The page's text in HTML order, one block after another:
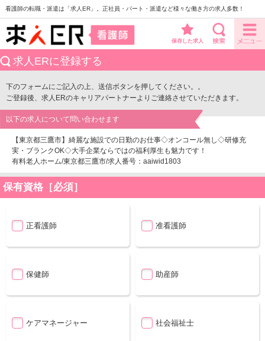
看護師の転職・派遣は「求人ER」。正社員・パート・派遣など様々な働き方の求人多数！
保存した求人
求人ERに登録する
下のフォームにご記入の上、送信ボタンを押してください。。
ご登録後、求人ERのキャリアパートナーよりご連絡させていただきます。
以下の求人について問い合わせます
【東京都三鷹市】綺麗な施設での日勤のお仕事◇オンコール無し◇研修充
実・ブランクOK◇大手企業ならではの福利厚生も魅力です！
有料老人ホーム/東京都三鷹市/求人番号：aaiwid1803
保有資格［必須］
正看護師 准看護師
保健師 助産師
ケアマネージャー 社会福祉士